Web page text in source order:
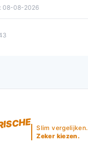
08-08-2026
Slim vergelijken.
Zeker kiezen.